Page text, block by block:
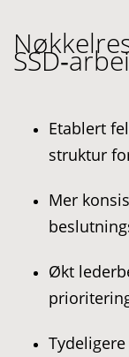
Etablert
struktur
Mer
Økt